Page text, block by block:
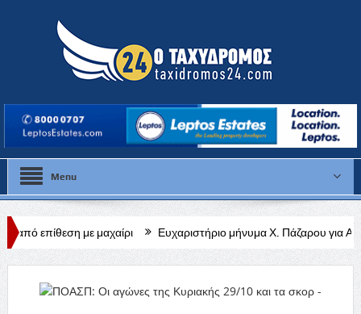
Menu
μαχαίρι Ευχαριστήριο μήνυμα Χ. Πάζαρου για Α. Βαφεάδη